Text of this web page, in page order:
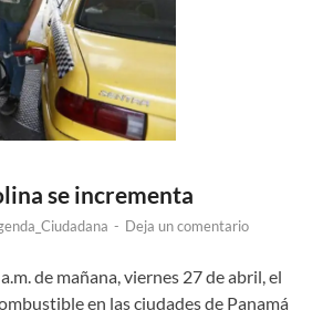
se incrementa
- Deja un comentario
de mañana, viernes 27 de abril, el
en las ciudades de Panamá